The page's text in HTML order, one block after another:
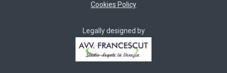
Cookies Policy
Legally designed by